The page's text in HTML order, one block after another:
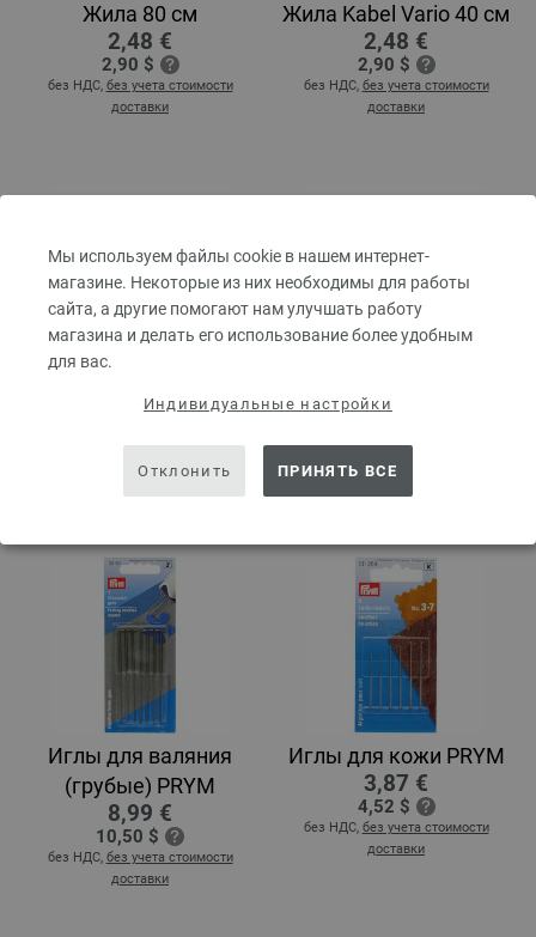
Мы используем файлы cookie в нашем интернет-
магазине. Некоторые из них необходимы для работы
сайта, а другие помогают нам улучшать работу
магазина и делать его использование более удобным
для вас.
Индивидуальные настройки
Отклонить ПРИНЯТЬ ВСЕ
Жила 80 см
2,48 €
2,90 $
без НДС, без учета стоимости
доставки
Жила Kabel Vario 40 см
2,48 €
2,90 $
без НДС, без учета стоимости
доставки
2,48 €
доставки
2,48 €
доставки
Иглы для валяния
(грубые) PRYM
8,99 €
10,50 $
без НДС, без учета стоимости
доставки
Иглы для кожи PRYM
3,87 €
4,52 $
без НДС, без учета стоимости
доставки